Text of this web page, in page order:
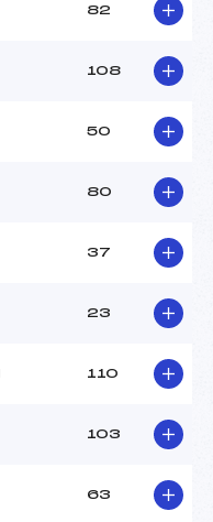
82
108
50
80
37
23
110
103
63